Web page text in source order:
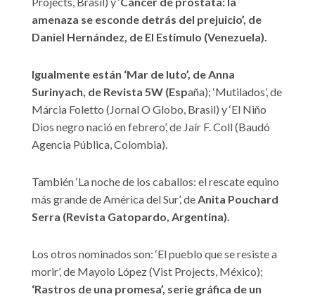
amenaza se esconde detrás del prejuicio’, de
Daniel Hernández, de El Estímulo (Venezuela).
Igualmente están ‘Mar de luto’, de Anna
Surinyach, de Revista 5W (España); ‘Mutilados’, de
Márcia Foletto (Jornal O Globo, Brasil) y ‘El Niño
Dios negro nació en febrero’, de Jaír F. Coll (Baudó
Agencia Pública, Colombia).
También ‘La noche de los caballos: el rescate equino
más grande de América del Sur’, deAnita Pouchard
Serra (Revista Gatopardo, Argentina).
Los otros nominados son: ‘El pueblo que se resiste a
morir’, de Mayolo López (Vist Projects, México);
‘Rastros de una promesa’, serie gráfica de un